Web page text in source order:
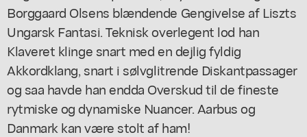
Borggaard Olsens blændende Gengivelse af Liszts
Ungarsk Fantasi. Teknisk overlegent lod han
Klaveret klinge snart med en dejlig fyldig
Akkordklang, snart i sølvglitrende Diskantpassager
og saa havde han endda Overskud til de fineste
rytmiske og dynamiske Nuancer. Aarbus og
Danmark kan være stolt af ham!